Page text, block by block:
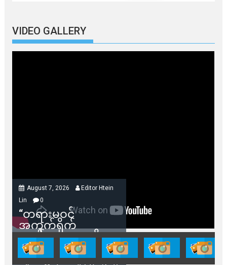
VIDEO GALLERY
August 7, 2026
Editor Htein
Lin
0
“တရားမဝင်
အကွက်ရိုက်
ရောင်းချမှုတွေကို
သက်ဆိုင်ရာတာဝန်ရှိ
သူတွေက ဂရန်တွေချ